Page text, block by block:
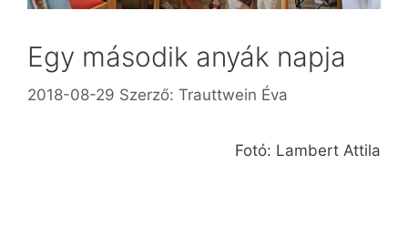
Egy második anyák napja
2018-08-29 Szerző: Trauttwein Éva
Fotó: Lambert Attila